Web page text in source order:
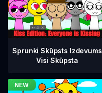
Sprunki Skūpsts Izdevums
Visi Skūpsta